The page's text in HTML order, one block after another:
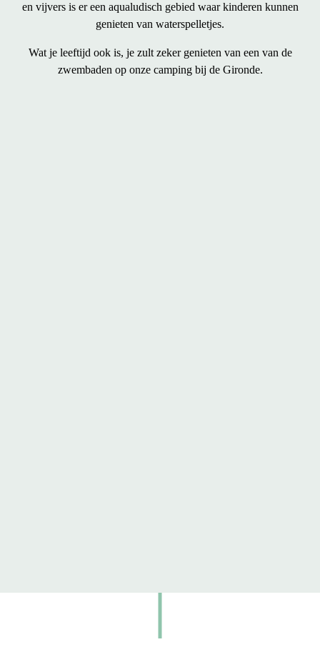
en vijvers is er een aqualudisch gebied waar kinderen kunnen
genieten van waterspelletjes.
Wat je leeftijd ook is, je zult zeker genieten van een van de
zwembaden op onze camping bij de Gironde.